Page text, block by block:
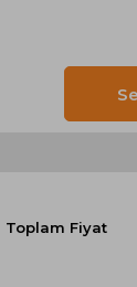
Toplam Fiyat